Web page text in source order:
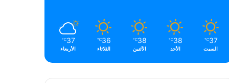
37
℃
السبت
38
℃
الأحد
38
℃
الأثنين
36
℃
الثلاثاء
37
℃
الأربعاء